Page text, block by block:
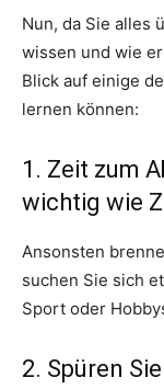
Nun, da Sie alles
wissen und wie
Blick auf einige
lernen können:
1. Zeit zum
wichtig wie
Ansonsten
suchen Sie sich
Sport oder
2. Spüren